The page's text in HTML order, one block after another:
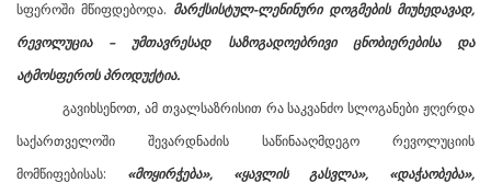
სფეროში მწიფდებოდა. მარქსისტულ-ლენინური დოგმების მიუხედავად,
რევოლუცია – უმთავრესად საზოგადოებრივი ცნობიერებისა და
ატმოსფეროს პროდუქტია.
გავიხსენოთ, ამ თვალსაზრისით რა საკვანძო სლოგანები ჟღერდა
საქართველოში შევარდნაძის საწინააღმდეგო რევოლუციის
მომწიფებისას: «მოყირჭება», «ყავლის გასვლა», «დაჭაობება»,